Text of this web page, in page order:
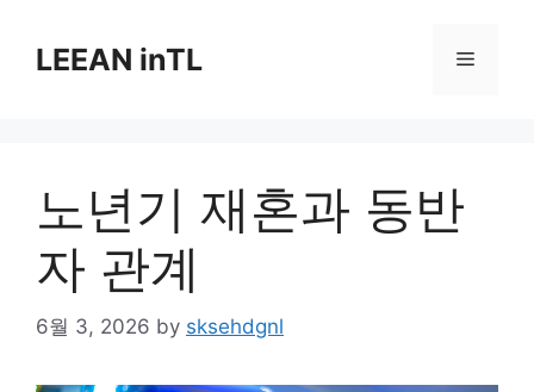
contentLEEAN inTL Menu
노년기 재혼과 동반
자 관계
6월 3, 2026 by sksehdgnl